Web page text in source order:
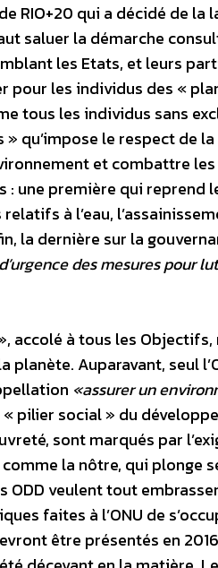
RIO+20 qui a décidé de
saluer la démarche
les Etats, et leurs
pour les individus des «
tous les individus sans
» qu’impose le respect de
et combattre
: une première qui reprend
à l’eau,
la dernière sur la
des mesures pour
accolé à tous les
planète. Auparavant, seul
«assurer un
pilier social » du
sont marqués par
la nôtre, qui plonge
ODD veulent tout
faites à l’ONU de
être présentés en